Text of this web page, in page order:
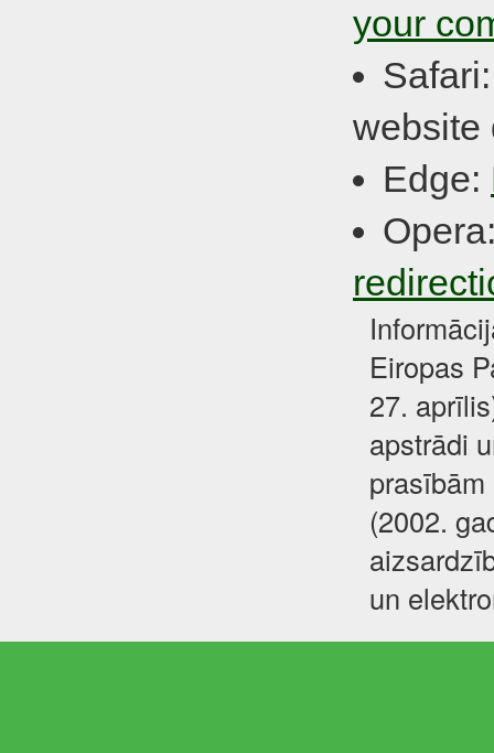
your
website
Edge:
Eiropas
27.
apstrādi
(2002.
un